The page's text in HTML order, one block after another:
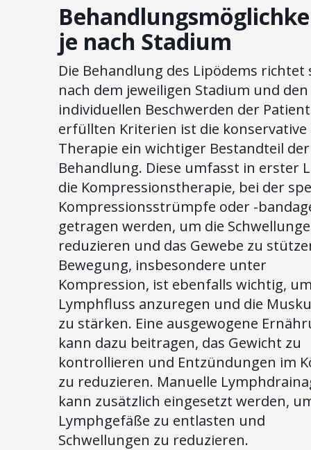
je nach Stadium
Die Behandlung des Lipödems richtet
nach dem jeweiligen Stadium und den
individuellen Beschwerden der
erfüllten Kriterien ist die konservative
Therapie ein wichtiger Bestandteil der
Behandlung. Diese umfasst in erster
die Kompressionstherapie, bei der
Kompressionsstrümpfe oder -
getragen werden, um die
reduzieren und das Gewebe zu
Bewegung, insbesondere unter
Kompression, ist ebenfalls wichtig,
Lymphfluss anzuregen und die
zu stärken. Eine ausgewogene
kann dazu beitragen, das Gewicht zu
kontrollieren und Entzündungen im
zu reduzieren. Manuelle
kann zusätzlich eingesetzt werden,
Lymphgefäße zu entlasten und
Schwellungen zu reduzieren.